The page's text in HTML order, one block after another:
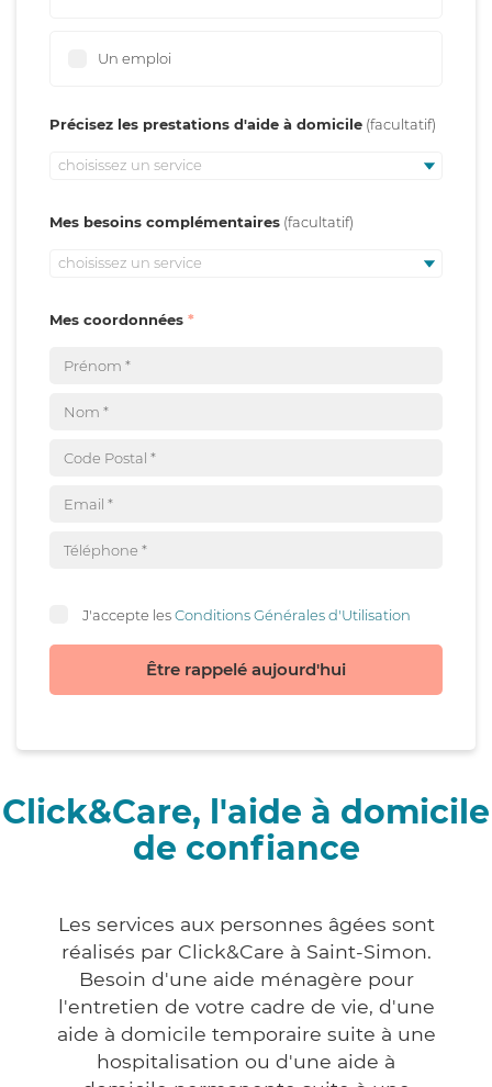
Un emploi
Précisez les prestations d'aide à domicile
choisissez un service
Mes besoins complémentaires
choisissez un service
Mes coordonnées
J'accepte lesConditions Générales d'Utilisation
Être rappelé aujourd'hui
Click&Care, l'aide à domicile
de confiance
Les services aux personnes âgées sont
réalisés par Click&Care à Saint-Simon.
Besoin d'une aide ménagère pour
l'entretien de votre cadre de vie, d'une
aide à domicile temporaire suite à une
hospitalisation ou d'une aide à